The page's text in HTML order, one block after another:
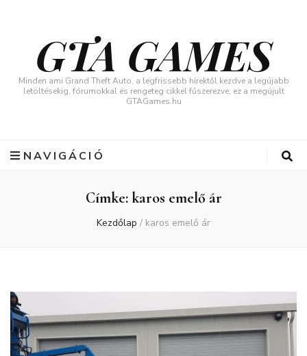
GTA GAMES
Minden ami Grand Theft Auto, a legfrissebb hírektől kezdve a legújabb
letöltésekig, fórumokkal és rengeteg cikkel fűszerezve, ez a megújult
GTAGames.hu
NAVIGÁCIÓ
Címke:karos emelő ár
Kezdőlap / karos emelő ár